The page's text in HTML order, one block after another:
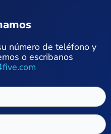
número de teléfono y
o escribanos